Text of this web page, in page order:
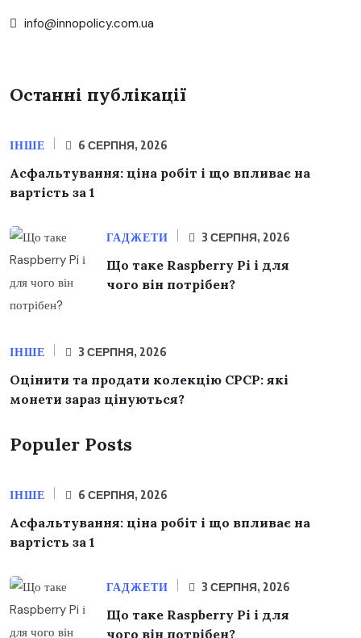
info@innopolicy.com.ua
Останні публікації
ІНШЕ 6 СЕРПНЯ, 2026
Асфальтування: ціна робіт і що впливає на
вартість за 1
ГАДЖЕТИ 3 СЕРПНЯ, 2026
Що таке Raspberry Pi і для
чого він потрібен?
ІНШЕ 3 СЕРПНЯ, 2026
Оцінити та продати колекцію СРСР: які
монети зараз цінуються?
Populer Posts
ІНШЕ 6 СЕРПНЯ, 2026
Асфальтування: ціна робіт і що впливає на
вартість за 1
ГАДЖЕТИ 3 СЕРПНЯ, 2026
Що таке Raspberry Pi і для
чого він потрібен?